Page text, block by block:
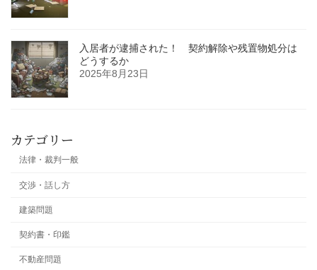
入居者が逮捕された！ 契約解除や残置物処分は
どうするか
2025年8月23日
カテゴリー
法律・裁判一般
交渉・話し方
建築問題
契約書・印鑑
不動産問題